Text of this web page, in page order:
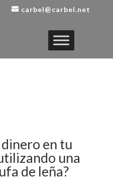
carbel@carbel.net
en tu
una
de leña?